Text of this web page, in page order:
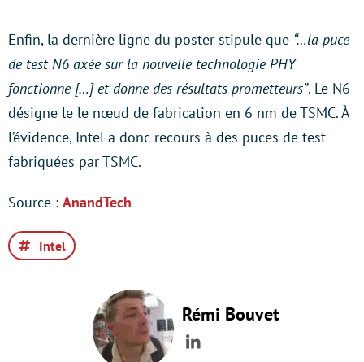
Enfin, la dernière ligne du poster stipule que “…la puce
de test N6 axée sur la nouvelle technologie PHY
fonctionne […] et donne des résultats prometteurs”. Le N6
désigne le le nœud de fabrication en 6 nm de TSMC. À
l’évidence, Intel a donc recours à des puces de test
fabriquées par TSMC.
Source : AnandTech
Intel
Rémi Bouvet
LinkedIn